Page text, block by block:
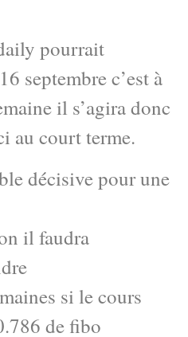
pourrait
septembre c’est à
il s’agira donc
au court terme.
décisive pour une
il faudra
si le cours
de fibo